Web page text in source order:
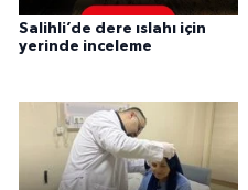
Salihli’de dere ıslahı için
yerinde inceleme